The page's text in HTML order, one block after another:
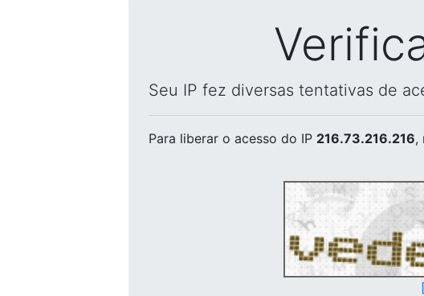
Seu IP fez diversas tentativas de
Para liberar o acesso do IP 216.73.216.216,